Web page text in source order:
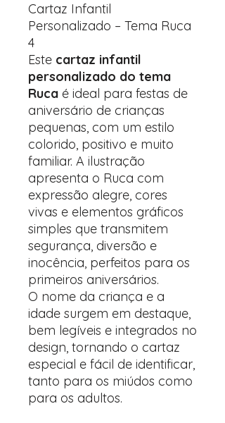
Cartaz Infantil
Personalizado – Tema Ruca
4
Este cartaz infantil
personalizado do tema
Ruca é ideal para festas de
aniversário de crianças
pequenas, com um estilo
colorido, positivo e muito
familiar. A ilustração
apresenta o Ruca com
expressão alegre, cores
vivas e elementos gráficos
simples que transmitem
segurança, diversão e
inocência, perfeitos para os
primeiros aniversários.
O nome da criança e a
idade surgem em destaque,
bem legíveis e integrados no
design, tornando o cartaz
especial e fácil de identificar,
tanto para os miúdos como
para os adultos.